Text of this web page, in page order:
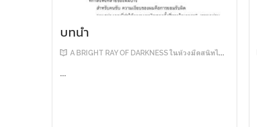
บทนำ
A BRIGHT RAY OF DARKNESS ในห้วงมืดสนิทไม่มิดแสง
...